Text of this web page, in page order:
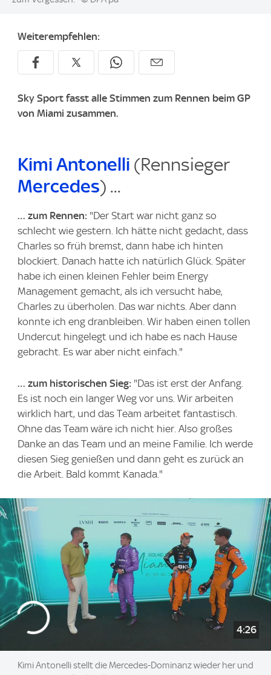
Weiterempfehlen:
Sky Sport fasst alle Stimmen zum Rennen beim GP
von Miami zusammen.
Kimi Antonelli (Rennsieger
Mercedes) ...
… zum Rennen: "Der Start war nicht ganz so
schlecht wie gestern. Ich hätte nicht gedacht, dass
Charles so früh bremst, dann habe ich hinten
blockiert. Danach hatte ich natürlich Glück. Später
habe ich einen kleinen Fehler beim Energy
Management gemacht, als ich versucht habe,
Charles zu überholen. Das war nichts. Aber dann
konnte ich eng dranbleiben. Wir haben einen tollen
Undercut hingelegt und ich habe es nach Hause
gebracht. Es war aber nicht einfach."
… zum historischen Sieg: "Das ist erst der Anfang.
Es ist noch ein langer Weg vor uns. Wir arbeiten
wirklich hart, und das Team arbeitet fantastisch.
Ohne das Team wäre ich nicht hier. Also großes
Danke an das Team und an meine Familie. Ich werde
diesen Sieg genießen und dann geht es zurück an
die Arbeit. Bald kommt Kanada."
4:26
Kimi Antonelli stellt die Mercedes-Dominanz wieder her und